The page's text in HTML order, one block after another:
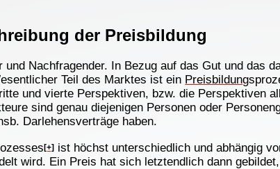
der Preisbildung
Nachfragender. In Bezug auf das Gut und das
Teil des Marktes ist ein Preisbildung
und vierte Perspektiven, bzw. die Perspektiven
sind genau diejenigen Personen oder
Darlehensverträge haben.
[+] ist höchst unterschiedlich und abhängig
wird. Ein Preis hat sich letztendlich dann